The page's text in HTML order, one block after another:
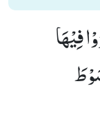
فَاَكْثَرُوْا فِیْهَا
سَوْطَ